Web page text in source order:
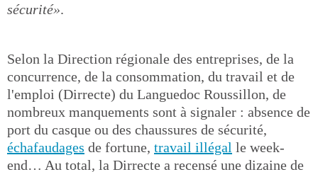
sécurité».
Selon la Direction régionale des entreprises, de la
concurrence, de la consommation, du travail et de
l'emploi (Dirrecte) du Languedoc Roussillon, de
nombreux manquements sont à signaler : absence de
port du casque ou des chaussures de sécurité,
échafaudages de fortune, travail illégal le week-
end… Au total, la Dirrecte a recensé une dizaine de